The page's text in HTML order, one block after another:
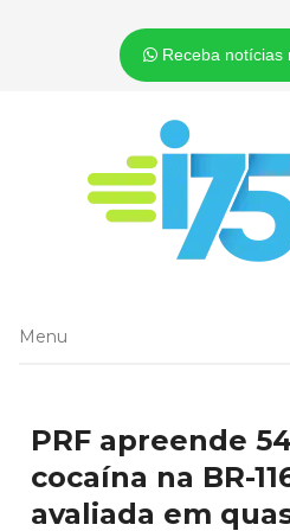
Receba notícias
Menu
Menu
PRF apreende
cocaína na BR-
avaliada em